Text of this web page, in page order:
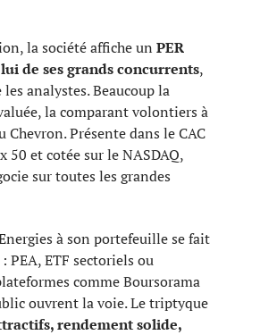
la société affiche un PER
de ses grands concurrents,
analystes. Beaucoup la
la comparant volontiers à
Chevron. Présente dans le CAC
50 et cotée sur le NASDAQ,
sur toutes les grandes
à son portefeuille se fait
PEA, ETF sectoriels ou
comme Boursorama
ouvrent la voie. Le triptyque
rendement solide,